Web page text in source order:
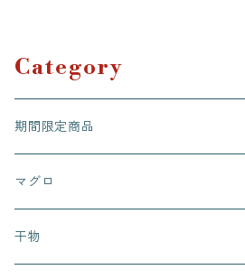
Category
期間限定商品
マグロ
干物